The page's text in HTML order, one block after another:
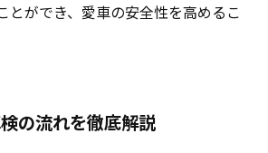
とができ、愛車の安全性を高めるこ
の流れを徹底解説